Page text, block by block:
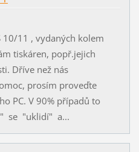
10/11 , vydaných kolem
tiskáren, popř.jejich
Dříve než nás
prosím proveďte
PC. V 90% případů to
se "uklidí" a...